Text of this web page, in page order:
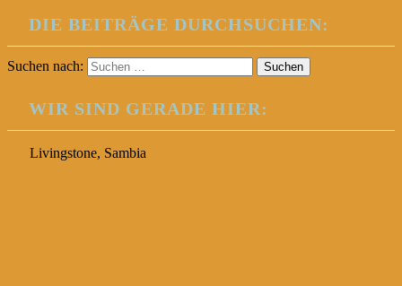
DIE BEITRÄGE DURCHSUCHEN:
Suchen nach:
WIR SIND GERADE HIER:
Livingstone, Sambia